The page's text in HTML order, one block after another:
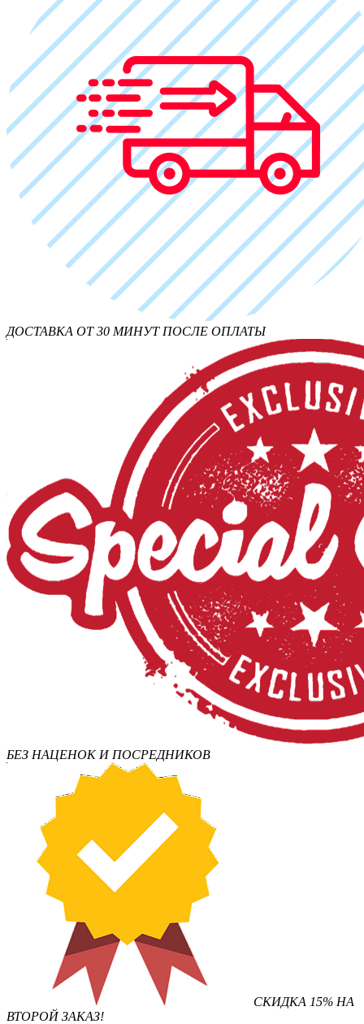
ДОСТАВКА ОТ 30 МИНУТ ПОСЛЕ ОПЛАТЫ
БЕЗ НАЦЕНОК И ПОСРЕДНИКОВ
СКИДКА 15% НА
ВТОРОЙ ЗАКАЗ!